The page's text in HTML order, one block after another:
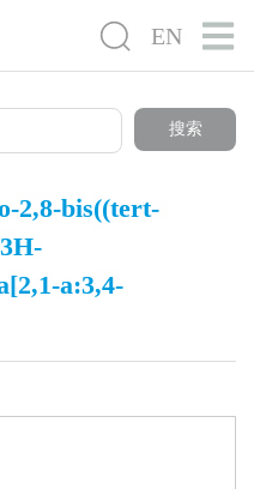
EN
搜索
2,8-bis((tert-
a:3,4-